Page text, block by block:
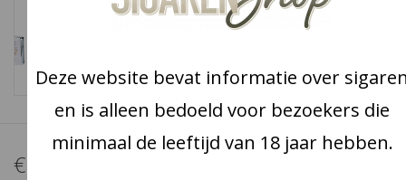
€29,95
Deze website bevat informatie over
en is alleen bedoeld voor bezoekers die
minimaal de leeftijd van 18 jaar hebben.